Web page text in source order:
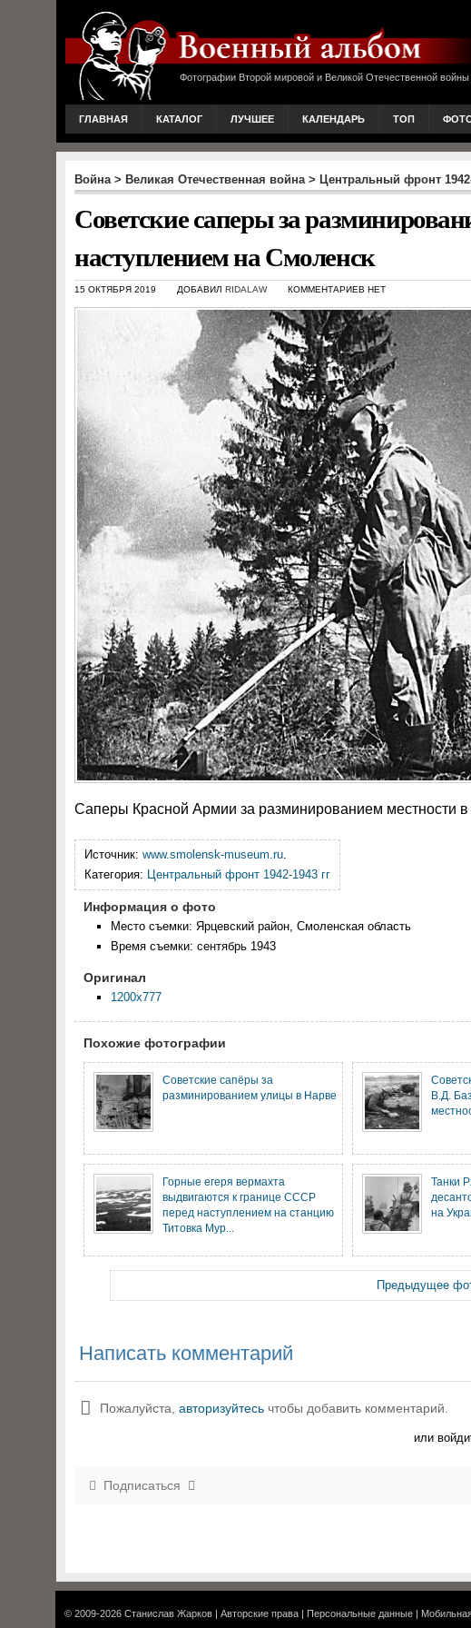
Фотографии Второй мировой и Великой Отечественной
ГЛАВНАЯ КАТАЛОГ ЛУЧШЕЕ КАЛЕНДАРЬ ТОП
Война> Великая Отечественная война> Центральный фронт 1942-
Советские саперы за
наступлением на Смоленск
15 ОКТЯБРЯ 2019 ДОБАВИЛ RIDALAW КОММЕНТАРИЕВ НЕТ
Саперы Красной Армии за разминированием местности
Источник: www.smolensk-museum.ru.
Категория: Центральный фронт 1942-1943 гг
Информация о фото
Место съемки: Ярцевский район, Смоленская область
Время съемки: сентябрь 1943
Оригинал
1200x777
Похожие фотографии
Советские сапёры за
разминированием улицы в Нарве
В.Д.
Горные егеря вермахта
выдвигаются к границе СССР
перед наступлением на станцию
Титовка Мур...
Танки
на
Предыдущее
Написать комментарий
Пожалуйста, авторизуйтесь чтобы добавить комментарий.
или
Подписаться
© 2009-2026 Станислав Жарков | Авторские права | Персональные данные |